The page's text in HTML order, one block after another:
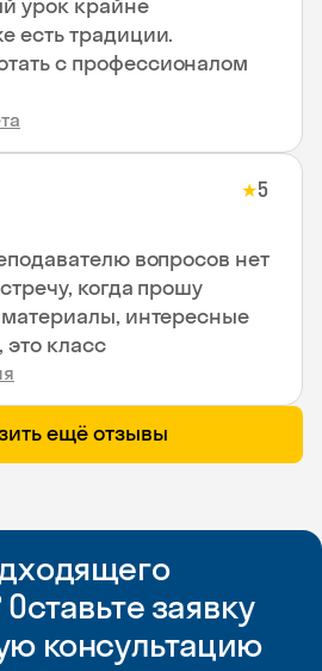
есть традиции.
с профессионалом
★5
вопросов нет
когда прошу
интересные
класс
ещё отзывы
заявку
консультацию